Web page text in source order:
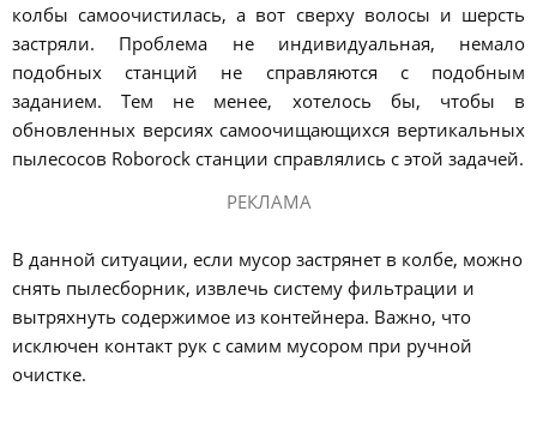
колбы самоочистилась, а вот сверху волосы и шерсть
застряли. Проблема не индивидуальная, немало
подобных станций не справляются с подобным
заданием. Тем не менее, хотелось бы, чтобы в
обновленных версиях самоочищающихся вертикальных
пылесосов Roborock станции справлялись с этой задачей.
РЕКЛАМА
В данной ситуации, если мусор застрянет в колбе, можно
снять пылесборник, извлечь систему фильтрации и
вытряхнуть содержимое из контейнера. Важно, что
исключен контакт рук с самим мусором при ручной
очистке.